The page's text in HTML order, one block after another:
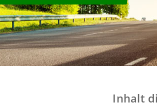
Inhalt